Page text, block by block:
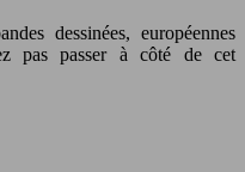
dessinées, européennes
pas passer à côté de cet